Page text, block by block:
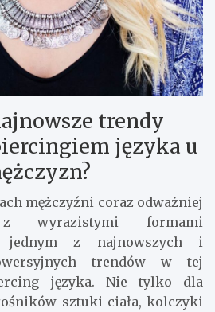
trendy
języka u
mężczyźni coraz odważniej
z wyrazistymi formami
jednym z najnowszych i
trendów w tej
języka. Nie tylko dla
sztuki ciała, kolczyki